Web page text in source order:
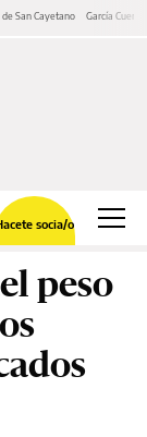
San Cayetano García Cuerva
socia/o
peso